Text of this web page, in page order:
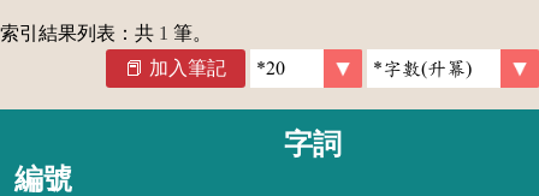
索引結果列表：共 1 筆。
加入筆記
編號
字詞